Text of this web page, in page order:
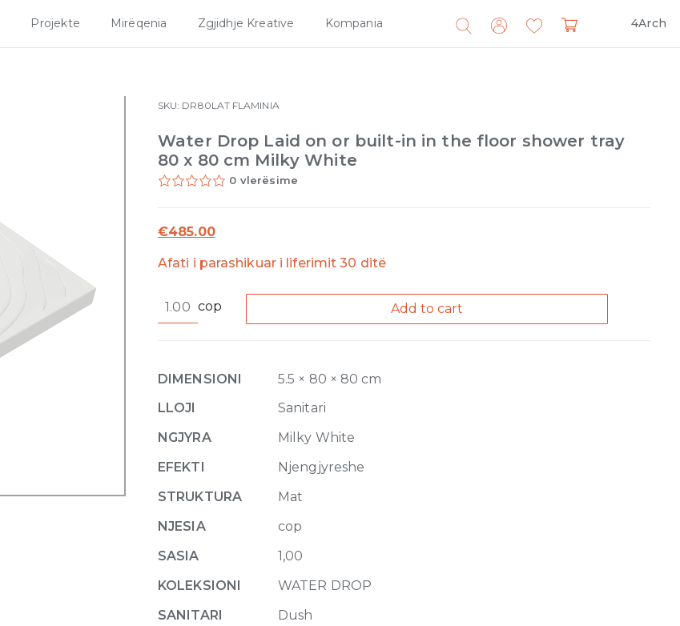
Projekte Mirëqenia Zgjidhje Kreative Kompania 4Arch
Search
for:
SKU: DR80LAT FLAMINIA
Water Drop Laid on or built-in in the floor shower tray
80 x 80 cm Milky White
0 vlerësime
€485.00
Afati i parashikuar i liferimit 30 ditë
Drop
built-
in
the
floor
tray
80
80
cm
White
cop Add to cart
DIMENSIONI
5.5 × 80 × 80 cm
LLOJI
Sanitari
NGJYRA
Milky White
EFEKTI
Njengjyreshe
STRUKTURA
Mat
NJESIA
cop
SASIA
1,00
KOLEKSIONI
WATER DROP
SANITARI
Dush